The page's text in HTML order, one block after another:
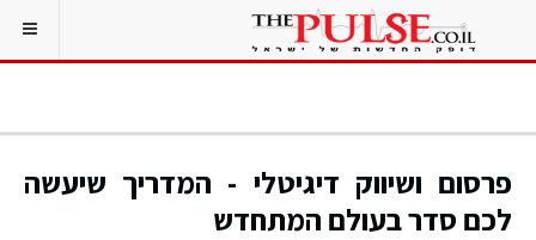
פרסום ושיווק דיגיטלי - המדריך שיעשה
לכם סדר בעולם המתחדש